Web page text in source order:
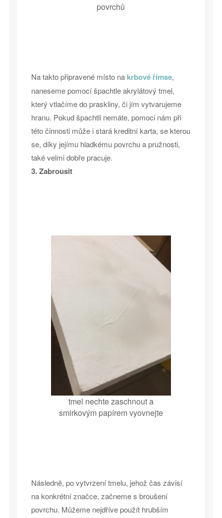
povrchů
Na takto připravené místo na krbové římse,
naneseme pomocí špachtle akrylátový tmel,
který vtlačíme do praskliny, či jím vytvarujeme
hranu. Pokud špachtli nemáte, pomoci nám při
této činnosti může i stará kreditní karta, se kterou
se, díky jejímu hladkému povrchu a pružnosti,
také velmi dobře pracuje.
3. Zabrousit
tmel nechte zaschnout a
smirkovým papírem vyovnejte
Následně, po vytvrzení tmelu, jehož čas závisí
na konkrétní značce, začneme s broušení
povrchu. Můžeme nejdříve použít hrubším